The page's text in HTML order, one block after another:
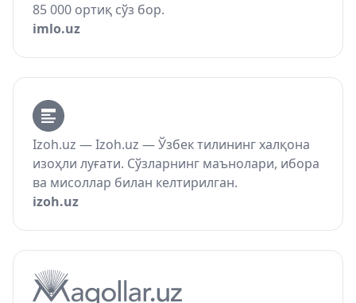
85 000 ортиқ сўз бор.
imlo.uz
Izoh.uz — Izoh.uz — Ўзбек тилининг халқона
изоҳли луғати. Сўзларнинг маънолари, ибора
ва мисоллар билан келтирилган.
izoh.uz